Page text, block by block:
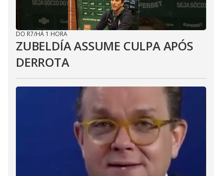
DO R7/HÁ 1 HORA
ZUBELDÍA ASSUME CULPA APÓS
DERROTA